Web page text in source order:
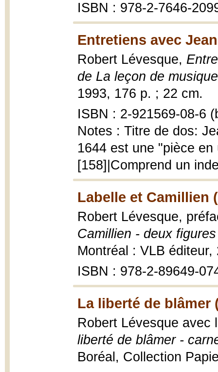
ISBN : 978-2-7646-
Entretiens avec
Robert Lévesque,
de La leçon de
1993, 176 p. ; 22 cm.
ISBN : 2-921569-08-6
Notes : Titre de dos:
1644 est une "pièce
[158]|Comprend un
Labelle et Camillien
Robert Lévesque,
Camillien - deux
Montréal : VLB
ISBN : 978-2-89649-
La liberté de blâmer
Robert Lévesque
liberté de blâmer -
Boréal, Collection